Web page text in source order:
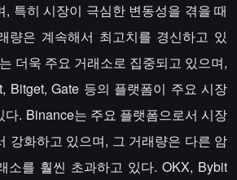
, 특히 시장이 극심한 변동성을 겪을 때
량은 계속해서 최고치를 경신하고 있
더욱 주요 거래소로 집중되고 있으며,
Bitget, Gate 등의 플랫폼이 주요 시장
다. Binance는 주요 플랫폼으로서 시장
강화하고 있으며, 그 거래량은 다른 암
소를 훨씬 초과하고 있다. OKX, Bybit